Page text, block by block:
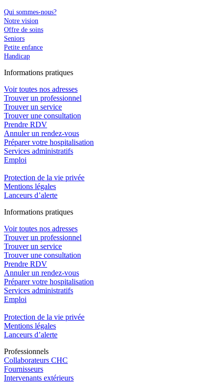
Qui sommes-nous?
Notre vision
Offre de soins
Seniors
Petite enfance
Handicap
Informations pratiques
Voir toutes nos adresses
Trouver un professionnel
Trouver un service
Trouver une consultation
Prendre RDV
Annuler un rendez-vous
Préparer votre hospitalisation
Services administratifs
Emploi​
Protection de la vie privée
Mentions légales
Lanceurs d’alerte
Informations pratiques
Voir toutes nos adresses
Trouver un professionnel
Trouver un service
Trouver une consultation
Prendre RDV
Annuler un rendez-vous
Préparer votre hospitalisation
Services administratifs
Emploi​
Protection de la vie privée
Mentions légales
Lanceurs d’alerte
Professionnels
Collaborateurs CHC
Fournisseurs
Intervenants extérieurs